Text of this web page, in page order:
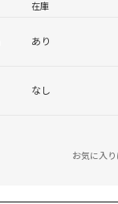
在庫
あり
なし
お気に入